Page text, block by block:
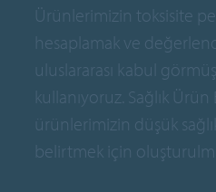
Ürünlerimizin toksisite
hesaplamak ve
uluslararası kabul
kullanıyoruz. Sağlık
ürünlerimizin düşük
belirtmek için